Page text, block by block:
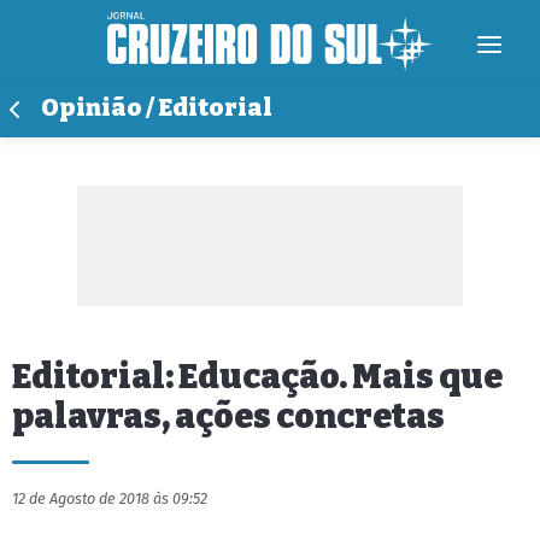
Opinião / Editorial
Editorial: Educação. Mais que
palavras, ações concretas
12 de Agosto de 2018 às 09:52